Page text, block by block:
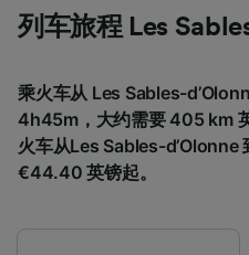
列车旅程 Les
乘火车从 Les Sables-
4h45m，大约需要 405 km
火车从Les Sables-d’Olonne
€44.40 英镑起。